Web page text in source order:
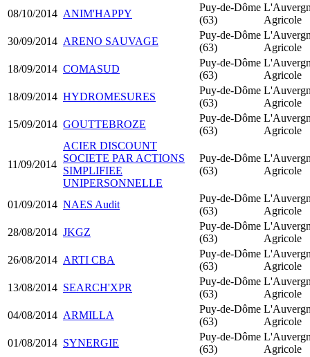
08/10/2014 ANIM'HAPPY
Puy-de-Dôme
(63)
Agricole
30/09/2014 ARENO SAUVAGE
Puy-de-Dôme
(63)
Agricole
18/09/2014 COMASUD
Puy-de-Dôme
(63)
Agricole
18/09/2014 HYDROMESURES
Puy-de-Dôme
(63)
Agricole
15/09/2014 GOUTTEBROZE
Puy-de-Dôme
(63)
Agricole
11/09/2014
ACIER DISCOUNT
SOCIETE PAR ACTIONS
SIMPLIFIEE
UNIPERSONNELLE
Puy-de-Dôme
(63)
Agricole
01/09/2014 NAES Audit
Puy-de-Dôme
(63)
Agricole
28/08/2014 JKGZ
Puy-de-Dôme
(63)
Agricole
26/08/2014 ARTI CBA
Puy-de-Dôme
(63)
Agricole
13/08/2014 SEARCH'XPR
Puy-de-Dôme
(63)
Agricole
04/08/2014 ARMILLA
Puy-de-Dôme
(63)
Agricole
01/08/2014 SYNERGIE
Puy-de-Dôme
(63)
Agricole